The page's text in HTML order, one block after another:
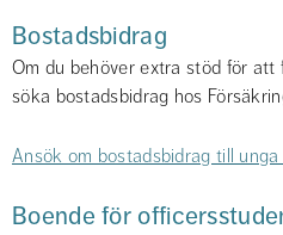
Bostadsbidrag
Om du behöver extra stöd för
söka bostadsbidrag hos
Ansök om bostadsbidrag till
Boende för